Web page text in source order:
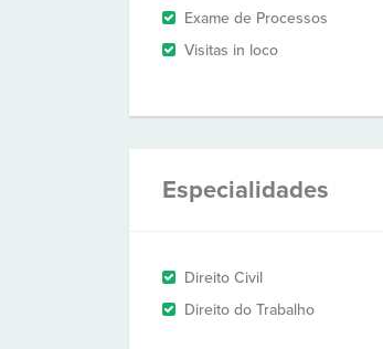
Exame de Processos
Visitas in loco
Especialidades
Direito Civil
Direito do Trabalho